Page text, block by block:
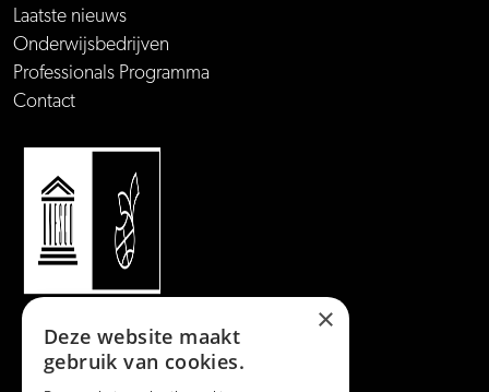
Laatste nieuws
Onderwijsbedrijven
Professionals Programma
Contact
×
Deze website maakt
gebruik van cookies.